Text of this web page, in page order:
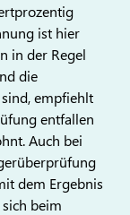
ist hier
in der Regel
die
empfiehlt
entfallen
Auch bei
dem Ergebnis
beim